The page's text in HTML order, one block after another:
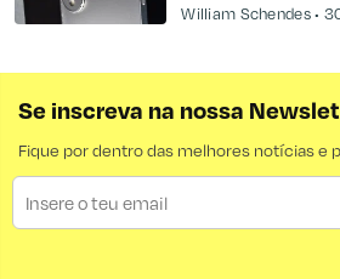
William Schendes
Se inscreva na nossa
Fique por dentro das melhores notícias